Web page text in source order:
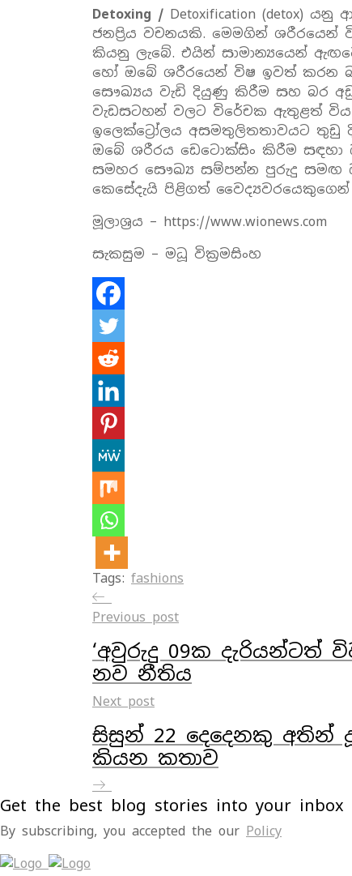
Detoxing / Detoxification (detox)
ජනප්‍රිය වචනයකි. මෙමගින්
කියනු ලැබේ. එයින් සාමාන්‍යයෙන්
හෝ ඔබේ ශරීරයෙන් විෂ ඉවත් කරන
සෞඛ්‍යය වැඩි දියුණු කිරීම සහ බර
වැඩසටහන් වලට විරේචක ඇතුළත්
ඉලෙක්ට්‍රෝලය අසමතුලිතතාවයට
ඔබේ ශරීරය ඩෙටොක්සිං කිරීම
සමහර සෞඛ්‍ය සම්පන්න පුරුදු සමඟ
කෙසේදැයි පිළිගත්
මූලාශ්‍රය – https://www.wionews.com
සැකසුම – මධූ වික්‍රමසිංහ
Tags: fashions
Previous post
‘අවුරුදු 09ක දැරියන්ටත්
නව නීතිය
Next post
සිසුන් 22 දෙදෙනකු අතින්
කියන කතාව
Get the best blog stories into your inbox
By subscribing, you accepted the our Policy